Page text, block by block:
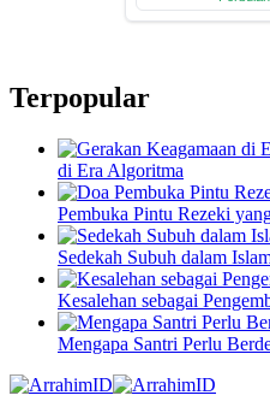
Terpopular
di Era Algoritma
Pembuka Pintu Rezeki
Sedekah Subuh dalam
Kesalehan sebagai
Mengapa Santri Perlu